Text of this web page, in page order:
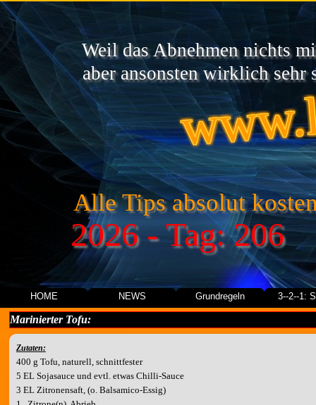
HOME NEWS Grundregeln 3--2--1:
2026 - Tag: 206
Weil das Abnehmen nichts
aber ansonsten wirklich sehr
Alle Tips absolut
Marinierter Tofu:
Zutaten:
400 g Tofu, naturell, schnittfester
5 EL Sojasauce und evtl. etwas Chilli-Sauce
3 EL Zitronensaft, (o. Balsamico-Essig)